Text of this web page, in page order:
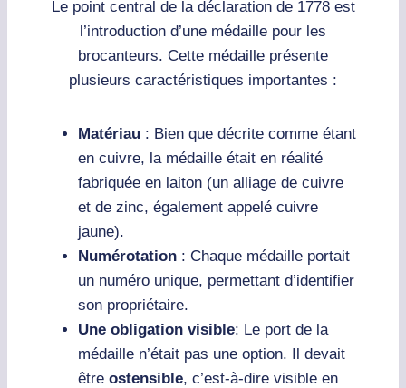
Le point central de la déclaration de 1778 est
l’introduction d’une médaille pour les
brocanteurs. Cette médaille présente
plusieurs caractéristiques importantes :
Matériau : Bien que décrite comme étant
en cuivre, la médaille était en réalité
fabriquée en laiton (un alliage de cuivre
et de zinc, également appelé cuivre
jaune).
Numérotation : Chaque médaille portait
un numéro unique, permettant d’identifier
son propriétaire.
Une obligation visible: Le port de la
médaille n’était pas une option. Il devait
être ostensible, c’est-à-dire visible en